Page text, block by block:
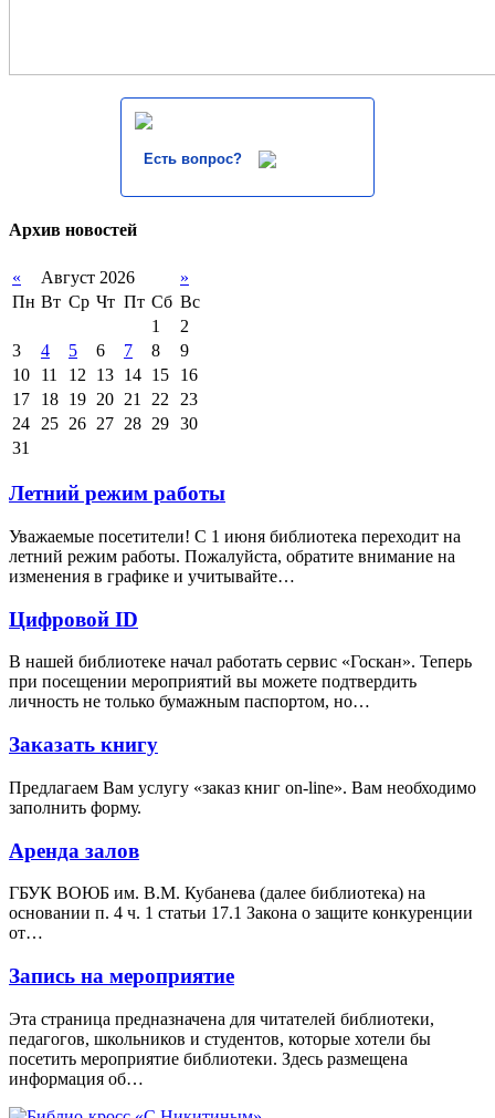
Есть вопрос?
Архив новостей
« Август 2026
»
Пн Вт Ср Чт Пт Сб Вс
1
2
3
4 5 6 7 8
9
10
11 12 13 14 15
16
17
18 19 20 21 22
23
24
25 26 27 28 29 30
31
Летний режим работы
Уважаемые посетители! С 1 июня библиотека переходит на
летний режим работы. Пожалуйста, обратите внимание на
изменения в графике и учитывайте…
Цифровой ID
В нашей библиотеке начал работать сервис «Госкан». Теперь
при посещении мероприятий вы можете подтвердить
личность не только бумажным паспортом, но…
Заказать книгу
Предлагаем Вам услугу «заказ книг on-line». Вам необходимо
заполнить форму.
Аренда залов
ГБУК ВОЮБ им. В.М. Кубанева (далее библиотека) на
основании п. 4 ч. 1 статьи 17.1 Закона о защите конкуренции
от…
Запись на мероприятие
Эта страница предназначена для читателей библиотеки,
педагогов, школьников и студентов, которые хотели бы
посетить мероприятие библиотеки. Здесь размещена
информация об…